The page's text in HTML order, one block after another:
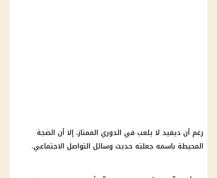
رغم أن ديفيد لا يلعب في الدوري الممتاز، إلا أن الضجة
المحيطة باسمه جعلته حديث وسائل التواصل الاجتماعي.